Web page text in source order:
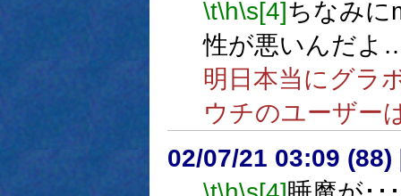
\t\h\s[4]ちなみに
性が悪いんだよ
明日本当にグラ
ウチのユーザー
02/07/21 03:09 (88)